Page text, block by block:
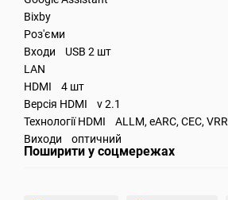
Bixby
Роз'єми
Входи USB 2 шт
LAN
HDMI 4 шт
Версія HDMI v 2.1
Технології HDMI ALLM, eARC, CEC, VRR
Виходи оптичний
Поширити у соцмережах